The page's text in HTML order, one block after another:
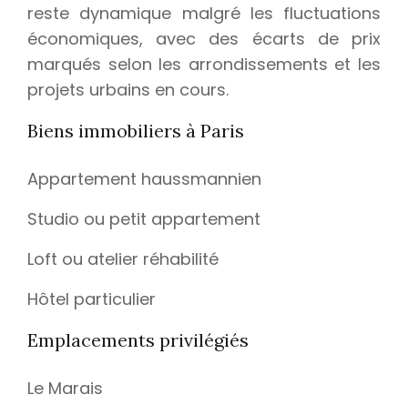
reste dynamique malgré les fluctuations
économiques, avec des écarts de prix
marqués selon les arrondissements et les
projets urbains en cours.
Biens immobiliers à Paris
Appartement haussmannien
Studio ou petit appartement
Loft ou atelier réhabilité
Hôtel particulier
Emplacements privilégiés
Le Marais